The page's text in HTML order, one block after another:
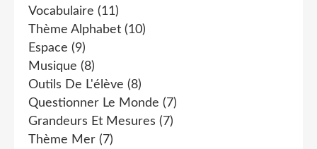
Vocabulaire (11)
Thème Alphabet (10)
Espace (9)
Musique (8)
Outils De L'élève (8)
Questionner Le Monde (7)
Grandeurs Et Mesures (7)
Thème Mer (7)